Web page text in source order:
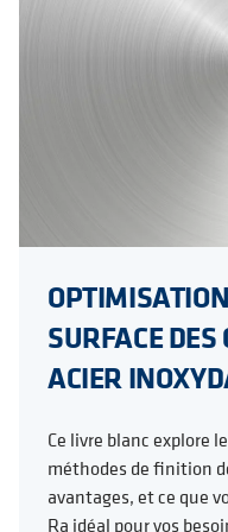
SURFACE
ACIER
Ce livre blanc explore
méthodes de finition
avantages, et ce que
Ra idéal pour vos